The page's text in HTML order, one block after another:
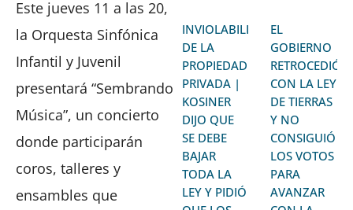
Este jueves 11 a las 20,
la Orquesta Sinfónica
Infantil y Juvenil
presentará “Sembrando
Música”, un concierto
donde participarán
coros, talleres y
ensambles que
INVIOLABILIDAD
DE LA
PROPIEDAD
PRIVADA |
KOSINER
DIJO QUE
SE DEBE
BAJAR
TODA LA
LEY Y PIDIÓ
EL
GOBIERNO
RETROCEDIÓ
CON LA LEY
DE TIERRAS
Y NO
CONSIGUIÓ
LOS VOTOS
PARA
AVANZAR